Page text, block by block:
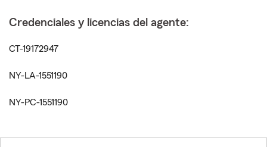
Credenciales y licencias del agente:
CT-19172947
NY-LA-1551190
NY-PC-1551190